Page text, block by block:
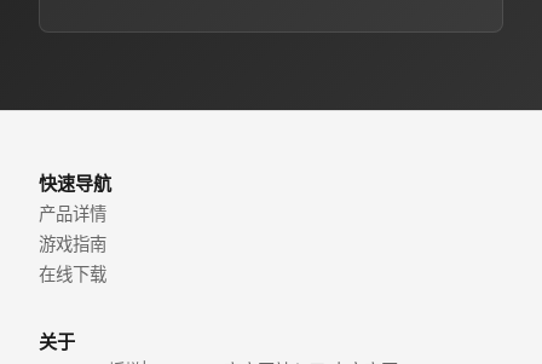
快速导航
产品详情
游戏指南
在线下载
关于